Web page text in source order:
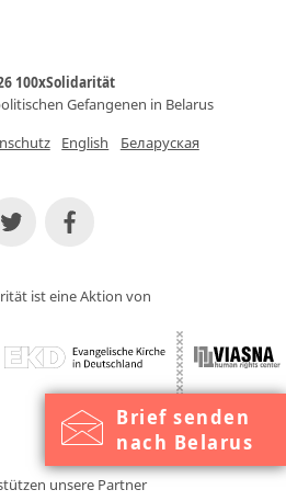
Brief senden
nach Belarus
100xSolidarität
Gefangenen in Belarus
English Беларуская
ist eine Aktion von
unsere Partner